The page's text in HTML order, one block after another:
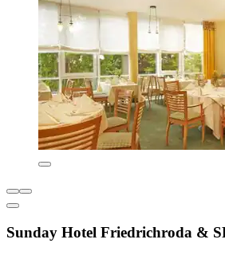
Sunday Hotel Friedrichroda &